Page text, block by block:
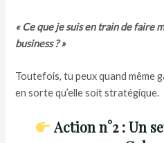
« Ce que je suis en train de faire
business ? »
Toutefois, tu peux quand même
en sorte qu’elle soit stratégique.
Action n°2 : Un